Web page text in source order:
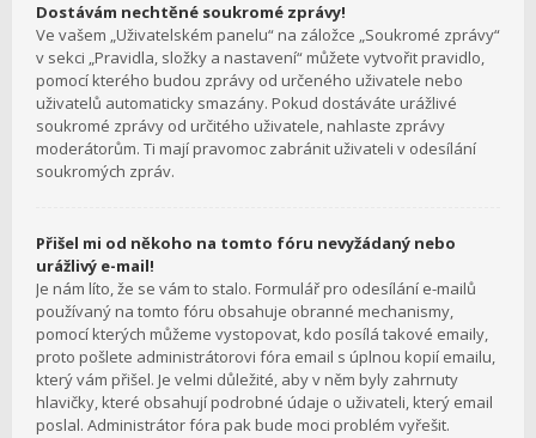
Dostávám nechtěné soukromé zprávy!
Ve vašem „Uživatelském panelu“ na záložce „Soukromé zprávy“
v sekci „Pravidla, složky a nastavení“ můžete vytvořit pravidlo,
pomocí kterého budou zprávy od určeného uživatele nebo
uživatelů automaticky smazány. Pokud dostáváte urážlivé
soukromé zprávy od určitého uživatele, nahlaste zprávy
moderátorům. Ti mají pravomoc zabránit uživateli v odesílání
soukromých zpráv.
Přišel mi od někoho na tomto fóru nevyžádaný nebo
urážlivý e-mail!
Je nám líto, že se vám to stalo. Formulář pro odesílání e-mailů
používaný na tomto fóru obsahuje obranné mechanismy,
pomocí kterých můžeme vystopovat, kdo posílá takové emaily,
proto pošlete administrátorovi fóra email s úplnou kopií emailu,
který vám přišel. Je velmi důležité, aby v něm byly zahrnuty
hlavičky, které obsahují podrobné údaje o uživateli, který email
poslal. Administrátor fóra pak bude moci problém vyřešit.